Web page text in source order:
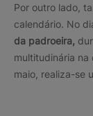
Por outro lado,
calendário. No
da padroeira,
multitudinária na
maio, realiza-se